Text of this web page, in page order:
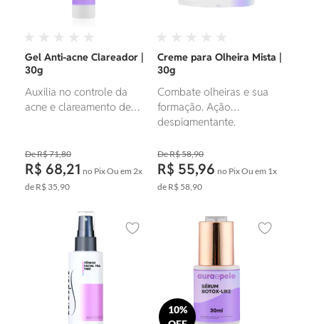
Gel Anti-acne Clareador |
30g
Auxilia no controle da
acne e clareamento de
R$ 71,80
R$ 68,21 no PixOu em 2x
de R$ 35,90
Creme para Olheira Mista |
30g
Combate olheiras e sua
formação. Ação
despigmentante.
R$ 58,90
R$ 55,96 no PixOu em 1x
de R$ 58,90
Adicionar aos favoritos
10%
Adicionar